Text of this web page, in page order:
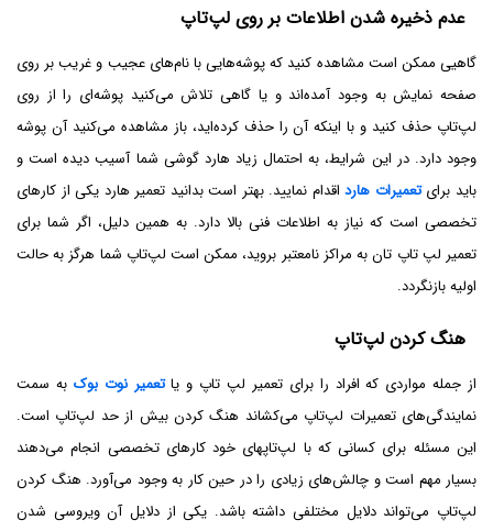
عدم ذخیره شدن اطلاعات بر روی لپ‌تاپ
گاهیی ممکن است مشاهده کنید که پوشه‌هایی با نام‌های عجیب و غریب بر روی
صفحه نمایش به وجود آمده‌اند و یا گاهی تلاش می‌کنید پوشه‌ای را از روی
لپ‌تاپ حذف کنید و با اینکه آن را حذف کرده‌اید، باز مشاهده می‌کنید آن پوشه
وجود دارد. در این شرایط، به احتمال زیاد هارد گوشی شما آسیب دیده است و
باید برایتعمیرات هارداقدام نمایید. بهتر است بدانید تعمیر هارد یکی از کارهای
تخصصی است که نیاز به اطلاعات فنی بالا دارد. به همین دلیل، اگر شما برای
تعمیر لپ تاپ تان به مراکز نامعتبر بروید، ممکن است لپ‌تاپ شما هرگز به حالت
اولیه بازنگردد.
هنگ کردن لپ‌تاپ
از جمله مواردی که افراد را برای تعمیر لپ تاپ و یاتعمیر نوت بوک به سمت
نمایندگی‌های تعمیرات لپ‌تاپ می‌کشاند هنگ کردن بیش از حد لپ‌تاپ است.
این مسئله برای کسانی که با لپ‌تاپ‎های خود کارهای تخصصی انجام می‌دهند
بسیار مهم است و چالش‌های زیادی را در حین کار به وجود می‌آورد. هنگ کردن
لپ‌تاپ می‌تواند دلایل مختلفی داشته باشد. یکی از دلایل آن ویروسی شدن